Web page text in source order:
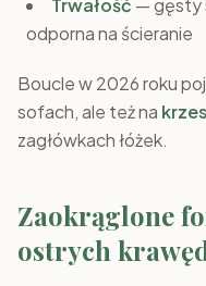
Trwałość — gęsty
odporna na ścieranie
Boucle w 2026 roku
sofach, ale też na
zagłówkach łóżek.
Zaokrąglone
ostrych